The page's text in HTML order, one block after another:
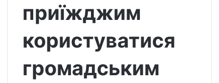
приїжджим
користуватися
громадським